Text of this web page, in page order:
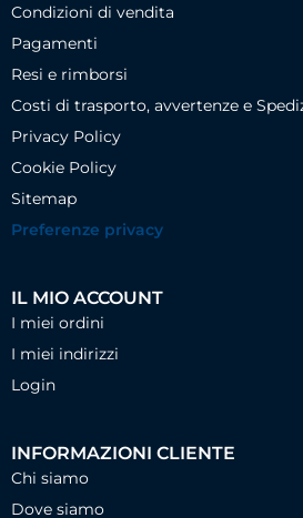
Condizioni di vendita
Pagamenti
Resi e rimborsi
Costi di trasporto, avvertenze e
Privacy Policy
Cookie Policy
Sitemap
Preferenze privacy
IL MIO ACCOUNT
I miei ordini
I miei indirizzi
Login
INFORMAZIONI CLIENTE
Chi siamo
Dove siamo